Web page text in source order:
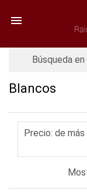

Blancos
Precio: de